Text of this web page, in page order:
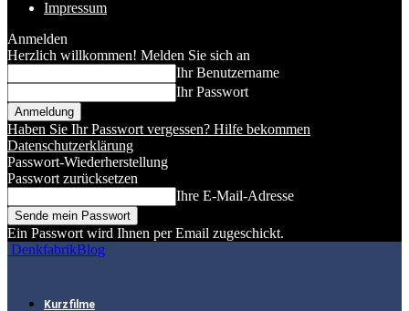
Impressum
Anmelden
Herzlich willkommen! Melden Sie sich an
Ihr Benutzername
Ihr Passwort
Haben Sie Ihr Passwort vergessen? Hilfe bekommen
Datenschutzerklärung
Passwort-Wiederherstellung
Passwort zurücksetzen
Ihre E-Mail-Adresse
Ein Passwort wird Ihnen per Email zugeschickt.
DenkfabrikBlog
Kurzfilme